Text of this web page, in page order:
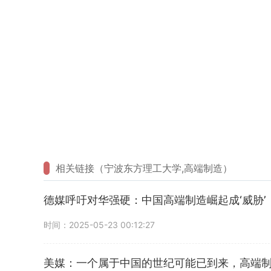
相关链接（宁波东方理工大学,高端制造）
德媒呼吁对华强硬：中国高端制造崛起成‘威胁’
时间：2025-05-23 00:12:27
美媒：一个属于中国的世纪可能已到来，高端